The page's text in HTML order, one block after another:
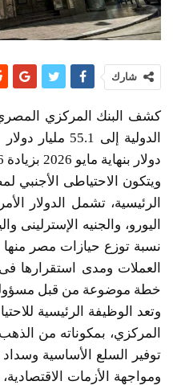
شارك
كشف البنك المركزي
دولار بنهاية مايو 2026 بزيادة 1.936 مليار جنيه.
ويتكون الاحتياطى الأجنبي
الرئيسية، تشمل الدولار
اليورو، والجنيه الإسترلينى
نسبة توزع حيازات مصر
العملات ومدى استقرارها
خطة موضوعة من قبل
وتعد الوظيفة الرئيسية
المركزي، بمكوناته من
توفير السلع الأساسية
ومواجهة الأزمات